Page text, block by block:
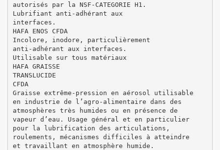
autorisés par la NSF-CATEGORIE H1.
Lubrifiant anti-adhérant aux
interfaces.
HAFA ENOS CFDA
Incolore, inodore, particulièrement
anti-adhérant aux interfaces.
Utilisable sur tous matériaux
HAFA GRAISSE
TRANSLUCIDE
CFDA
Graisse extrême-pression en aérosol utilisable
en industrie de l’agro-alimentaire dans des
atmosphères très humides ou en présence de
vapeur d’eau. Usage général et en particulier
pour la lubrification des articulations,
roulements, mécanismes difficiles à atteindre
et travaillant en atmosphère humide.